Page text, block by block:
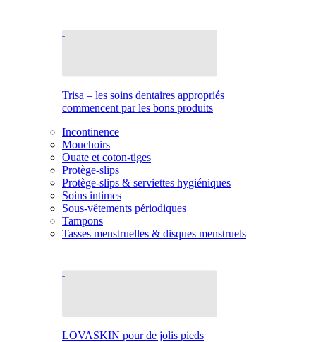
Trisa – les soins dentaires appropriés
commencent par les bons produits
Incontinence
Mouchoirs
Ouate et coton-tiges
Protège-slips
Protège-slips & serviettes hygiéniques
Soins intimes
Sous-vêtements périodiques
Tampons
Tasses menstruelles & disques menstruels
LOVASKIN pour de jolis pieds